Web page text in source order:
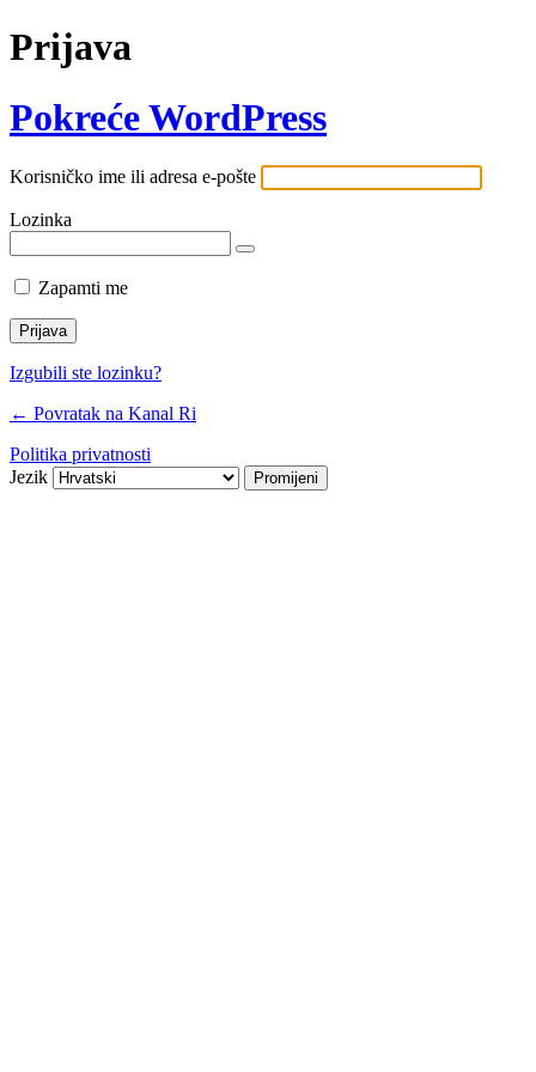
Prijava
Pokreće WordPress
Korisničko ime ili adresa e-pošte
Lozinka
Zapamti me
Izgubili ste lozinku?
← Povratak na Kanal Ri
Politika privatnosti
Jezik